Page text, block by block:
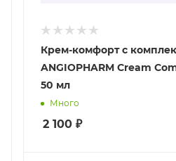
Крем-комфорт с
ANGIOPHARM Cream
50 мл
Много
2 100 ₽